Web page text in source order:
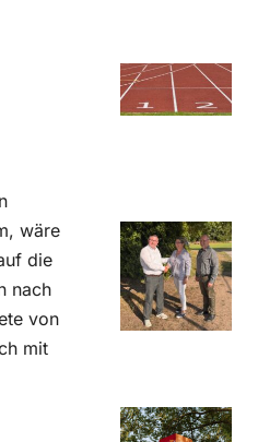
wäre
die
nach
von
mit